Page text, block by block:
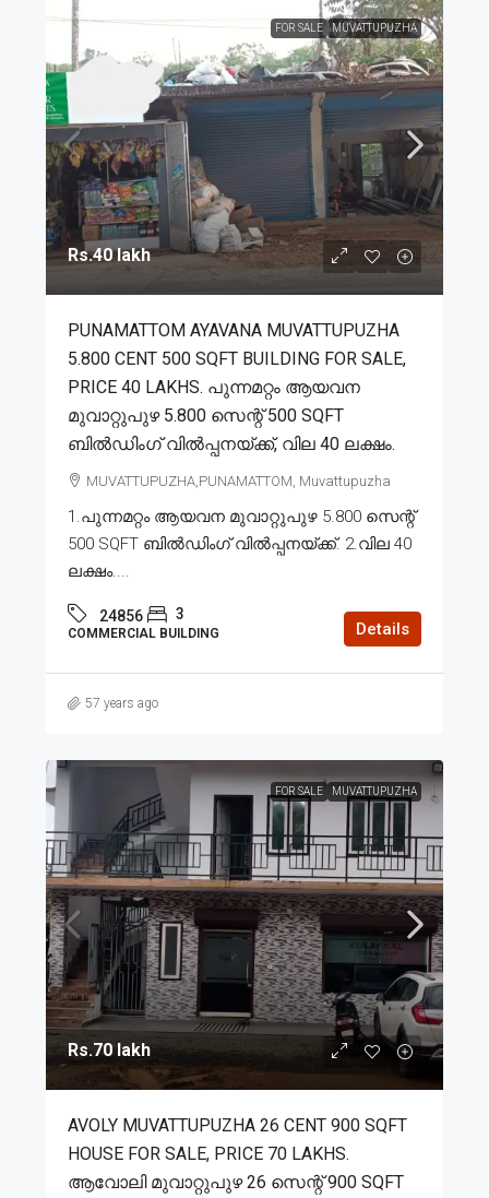
FOR SALE MUVATTUPUZHA
Rs.40 lakh
PUNAMATTOM AYAVANA MUVATTUPUZHA
5.800 CENT 500 SQFT BUILDING FOR SALE,
PRICE 40 LAKHS. പുന്നമറ്റം ആയവന
മുവാറ്റുപുഴ 5.800 സെന്റ് 500 SQFT
ബിൽഡിംഗ്‌ വിൽപ്പനയ്ക്ക്, വില 40 ലക്ഷം.
MUVATTUPUZHA,PUNAMATTOM, Muvattupuzha
1.പുന്നമറ്റം ആയവന മുവാറ്റുപുഴ 5.800 സെന്റ്
500 SQFT ബിൽഡിംഗ്‌ വിൽപ്പനയ്ക്ക്. 2.വില 40
ലക്ഷം....
24856 3
COMMERCIAL BUILDING Details
57 years ago
FOR SALE MUVATTUPUZHA
Rs.70 lakh
AVOLY MUVATTUPUZHA 26 CENT 900 SQFT
HOUSE FOR SALE, PRICE 70 LAKHS.
ആവോലി മുവാറ്റുപുഴ 26 സെന്റ് 900 SQFT